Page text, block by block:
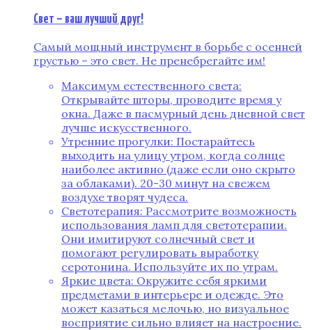
Свет – ваш лучший друг!
Самый мощный инструмент в борьбе с осенней
грустью – это свет. Не пренебрегайте им!
Максимум естественного света:
Открывайте шторы, проводите время у
окна. Даже в пасмурный день дневной свет
лучше искусственного.
Утренние прогулки: Постарайтесь
выходить на улицу утром, когда солнце
наиболее активно (даже если оно скрыто
за облаками). 20-30 минут на свежем
воздухе творят чудеса.
Светотерапия: Рассмотрите возможность
использования ламп для светотерапии.
Они имитируют солнечный свет и
помогают регулировать выработку
серотонина. Используйте их по утрам.
Яркие цвета: Окружите себя яркими
предметами в интерьере и одежде. Это
может казаться мелочью, но визуальное
восприятие сильно влияет на настроение.